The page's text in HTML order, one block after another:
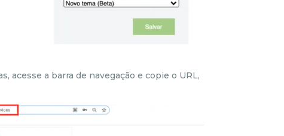
acesse a barra de navegação e copie o URL,